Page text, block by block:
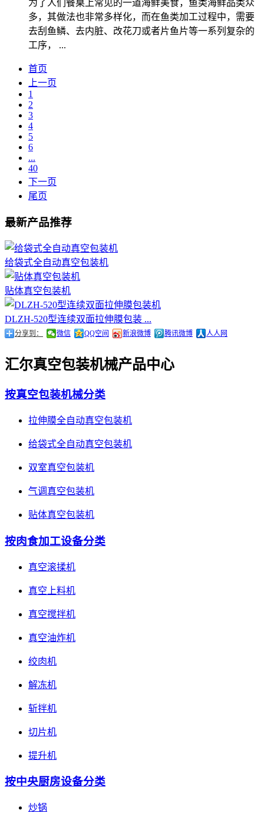
为了人们餐桌上常见的一道海鲜美食，鱼类海鲜品类众
多，其做法也非常多样化，而在鱼类加工过程中，需要
去刮鱼鳞、去内脏、改花刀或者片鱼片等一系列复杂的
工序， ...
首页
上一页
1
2
3
4
5
6
...
40
下一页
尾页
最新产品推荐
给袋式全自动真空包装机
贴体真空包装机
DLZH-520型连续双面拉伸膜包装 ...
分享到： 微信 QQ空间 新浪微博 腾讯微博 人人网
汇尔真空包装机械产品中心
按真空包装机械分类
拉伸膜全自动真空包装机
给袋式全自动真空包装机
双室真空包装机
气调真空包装机
贴体真空包装机
按肉食加工设备分类
真空滚揉机
真空上料机
真空搅拌机
真空油炸机
绞肉机
解冻机
斩拌机
切片机
提升机
按中央厨房设备分类
炒锅